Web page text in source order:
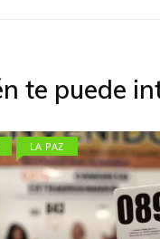
te puede
LA PAZ